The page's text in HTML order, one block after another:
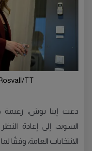
TT
دعت إيبا بوش، زعيمة
السويد، إلى إعادة
الانتخابات العامة، وفقًا